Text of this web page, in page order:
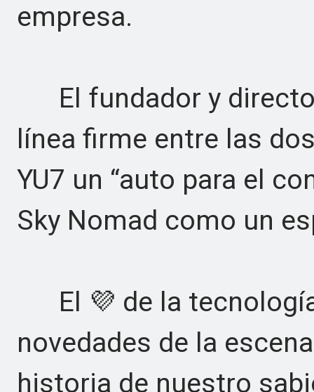
empresa.
El fundador y
línea firme entre las
YU7 un “auto para el
Sky Nomad como un
El 💜 de la
novedades de la
historia de nuestro